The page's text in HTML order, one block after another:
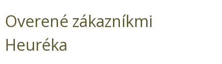
Overené zákazníkmi
Heuréka